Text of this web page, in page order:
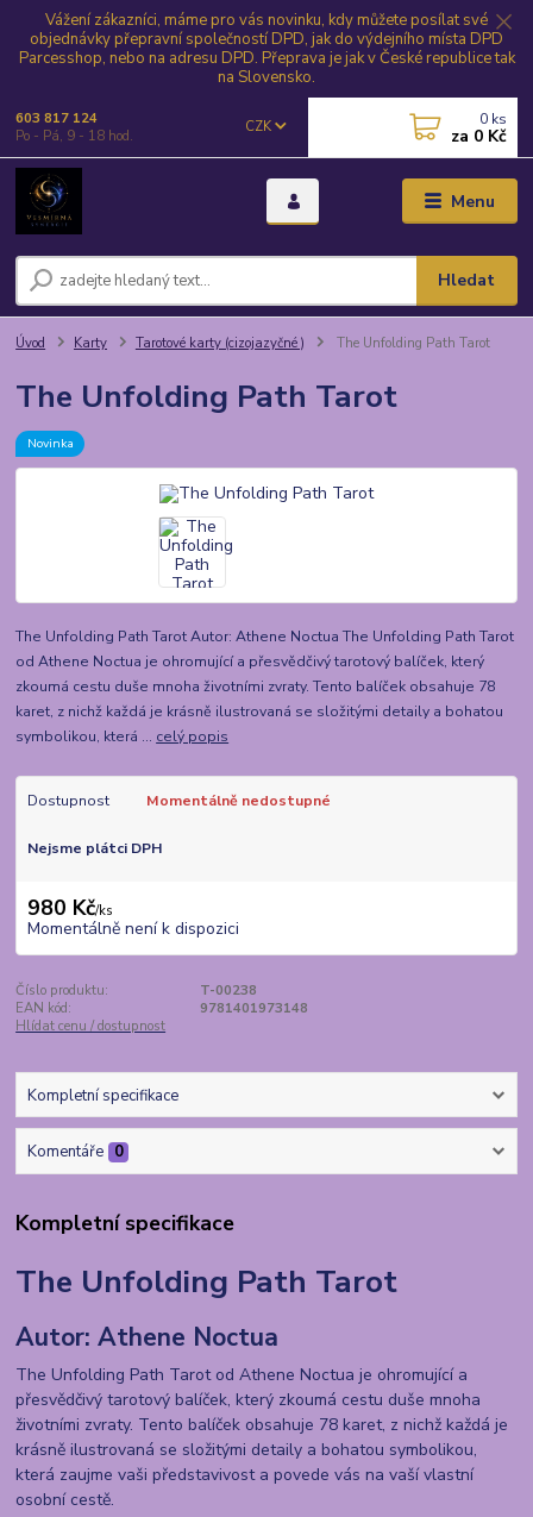
Vážení zákazníci, máme pro vás novinku, kdy můžete posílat své
objednávky přepravní společností DPD, jak do výdejního místa DPD
Parcesshop, nebo na adresu DPD. Přeprava je jak v České republice tak
na Slovensko.
Menu
CZK
Hledat
603 817 124
Po - Pá, 9 - 18 hod.
0 ks
za 0 Kč
Úvod Karty Tarotové karty (cizojazyčné ) The Unfolding Path Tarot
The Unfolding Path Tarot
Novinka
The Unfolding Path Tarot Autor: Athene Noctua The Unfolding Path Tarot
od Athene Noctua je ohromující a přesvědčivý tarotový balíček, který
zkoumá cestu duše mnoha životními zvraty. Tento balíček obsahuje 78
karet, z nichž každá je krásně ilustrovaná se složitými detaily a bohatou
symbolikou, která ... celý popis
Dostupnost Momentálně nedostupné
Nejsme plátci DPH
980 Kč/ks
Momentálně není k dispozici
Číslo produktu:
T-00238
EAN kód:
9781401973148
Hlídat cenu / dostupnost
Kompletní specifikace
Komentáře 0
Kompletní specifikace
The Unfolding Path Tarot
Autor: Athene Noctua
The Unfolding Path Tarot od Athene Noctua je ohromující a
přesvědčivý tarotový balíček, který zkoumá cestu duše mnoha
životními zvraty. Tento balíček obsahuje 78 karet, z nichž každá je
krásně ilustrovaná se složitými detaily a bohatou symbolikou,
která zaujme vaši představivost a povede vás na vaší vlastní
osobní cestě.